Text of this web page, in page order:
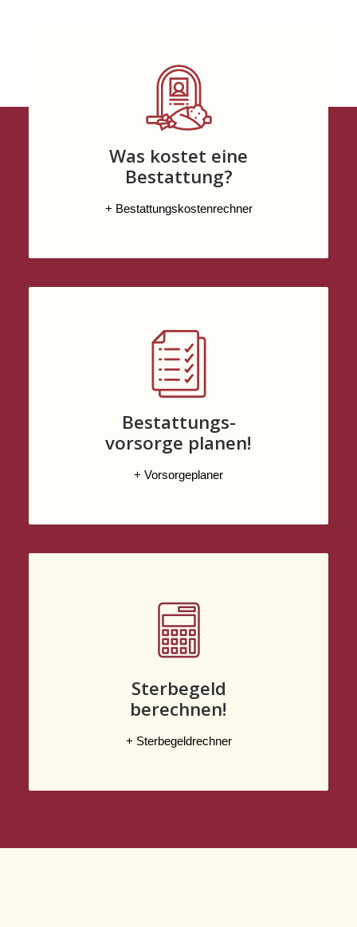
Was kostet eine
Bestattung?
+ Bestattungskostenrechner
Bestattungs-
vorsorge planen!
+ Vorsorgeplaner
Sterbegeld
berechnen!
+ Sterbegeldrechner